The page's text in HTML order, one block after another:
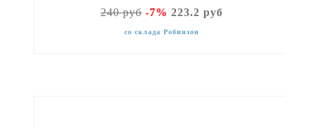
240 руб-7% 223.2 руб
со склада Робинзон